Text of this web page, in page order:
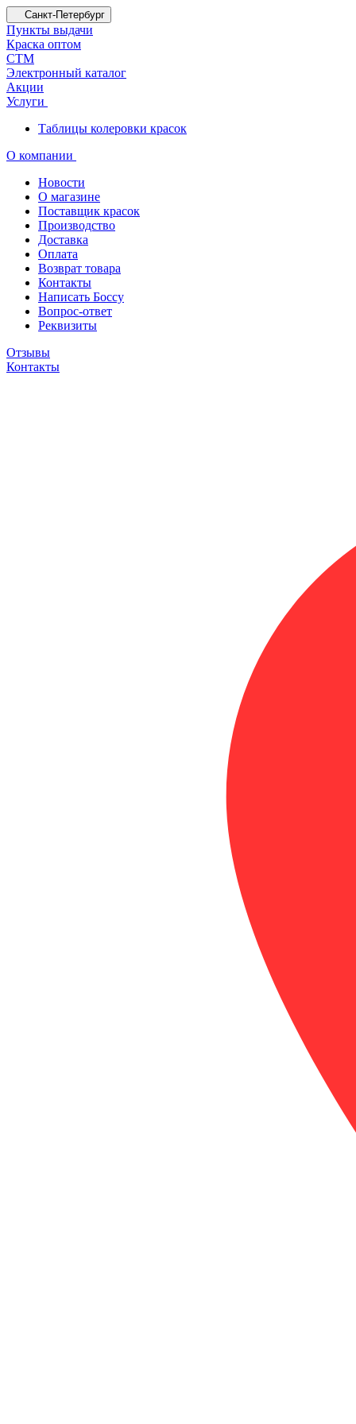
Санкт-Петербург
Пункты выдачи
Краска оптом
СТМ
Электронный каталог
Акции
Услуги
Таблицы колеровки красок
О компании
Новости
О магазине
Поставщик красок
Производство
Доставка
Оплата
Возврат товара
Контакты
Написать Боссу
Вопрос-ответ
Реквизиты
Отзывы
Контакты